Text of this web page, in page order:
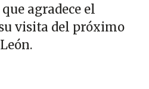
agradece el
visita del próximo